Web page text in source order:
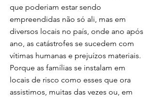
que poderiam estar sendo
empreendidas não só ali, mas em
diversos locais no país, onde ano após
ano, as catástrofes se sucedem com
vítimas humanas e prejuízos materiais.
Porque as famílias se instalam em
locais de risco como esses que ora
assistimos, muitas das vezes ou, em